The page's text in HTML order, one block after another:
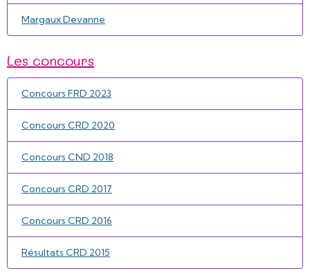
Margaux Devanne
Les concours
Concours FRD 2023
Concours CRD 2020
Concours CND 2018
Concours CRD 2017
Concours CRD 2016
Résultats CRD 2015